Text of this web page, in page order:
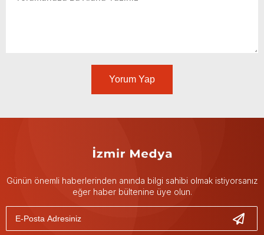
Yorum Yap
Günün önemli haberlerinden anında bilgi sahibi olmak istiyorsanız
eğer haber bültenine üye olun.